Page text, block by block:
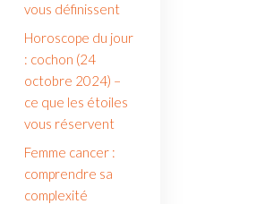
vous définissent
Horoscope du jour
: cochon (24
octobre 2024) –
ce que les étoiles
vous réservent
Femme cancer :
comprendre sa
complexité